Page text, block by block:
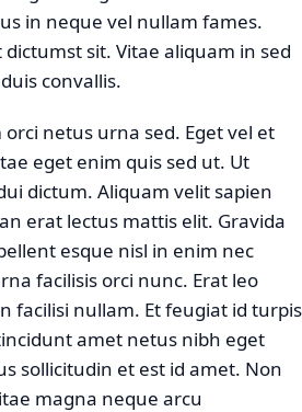
in neque vel nullam fames.
sit. Vitae aliquam in sed
convallis.
netus urna sed. Eget vel et
eget enim quis sed ut. Ut
dictum. Aliquam velit sapien
erat lectus mattis elit. Gravida
esque nisl in enim nec
facilisis orci nunc. Erat leo
facilisi nullam. Et feugiat id turpis
amet netus nibh eget
sollicitudin et est id amet. Non
magna neque arcu